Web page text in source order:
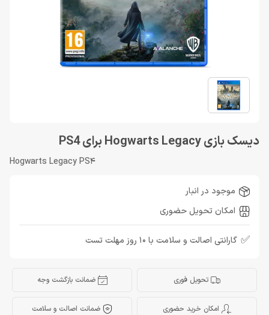
دیسک بازی Hogwarts Legacy برای PS4
Hogwarts Legacy PS4
موجود در انبار
امکان تحویل حضوری
✅ گارانتی اصالت و سلامت با 10 روز مهلت تست
تحویل فوری ضمانت بازگشت وجه
امکان خرید حضوری ضمانت اصالت و سلامت